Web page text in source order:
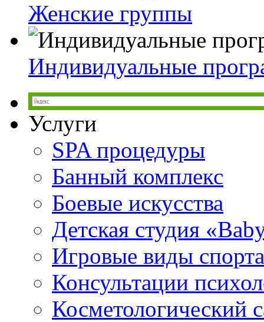
Женские группы
Индивидуальные
Услуги
SPA процедуры
Банный комплекс
Боевые искусства
Детская студия
Игровые виды спорта
Консультации
Косметологический